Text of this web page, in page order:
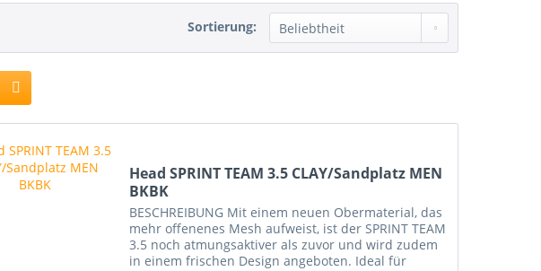
Sortierung:
Head SPRINT TEAM 3.5 CLAY/Sandplatz MEN
BKBK
BESCHREIBUNG Mit einem neuen Obermaterial, das
mehr offenenes Mesh aufweist, ist der SPRINT TEAM
3.5 noch atmungsaktiver als zuvor und wird zudem
in einem frischen Design angeboten. Ideal für